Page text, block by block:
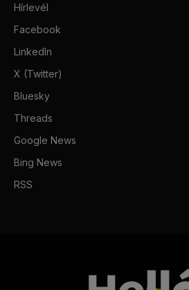
Hírlevél
Facebook
LinkedIn
X (Twitter)
Bluesky
Threads
Google News
Bing News
RSS